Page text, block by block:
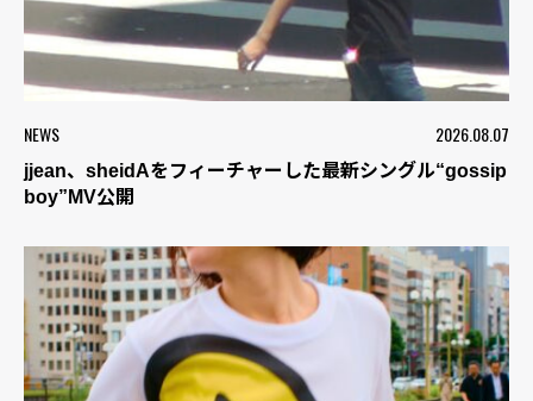
NEWS 2026.08.07
jjean、sheidAをフィーチャーした最新シングル“gossip
boy”MV公開